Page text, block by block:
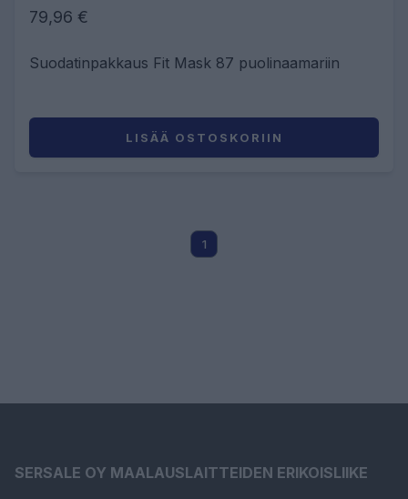
79,96 €
Suodatinpakkaus Fit Mask 87 puolinaamariin
LISÄÄ OSTOSKORIIN
1
SERSALE OY MAALAUSLAITTEIDEN ERIKOISLIIKE